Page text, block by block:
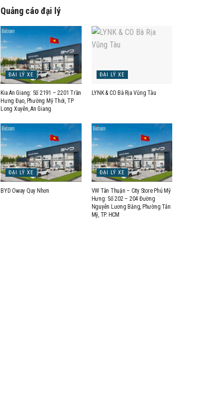
Quảng cáo đại lý
ĐẠI LÝ XE
Kia An Giang: Số 2191 – 2201 Trần
Hưng Đạo, Phường Mỹ Thới, TP
Long Xuyên, An Giang
ĐẠI LÝ XE
LYNK & CO Bà Rịa Vũng Tàu
ĐẠI LÝ XE
BYD Oway Quy Nhơn
ĐẠI LÝ XE
VW Tân Thuận – City Store Phú Mỹ
Hưng: Số 202 – 204 Đường
Nguyễn Lương Bằng, Phường Tân
Mỹ, TP. HCM